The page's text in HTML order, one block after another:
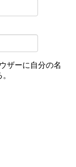
ザーに自分の名